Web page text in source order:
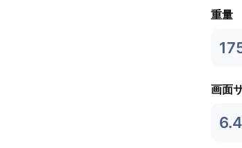
重量
画面
6.4